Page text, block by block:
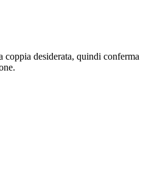
desiderata, quindi conferma